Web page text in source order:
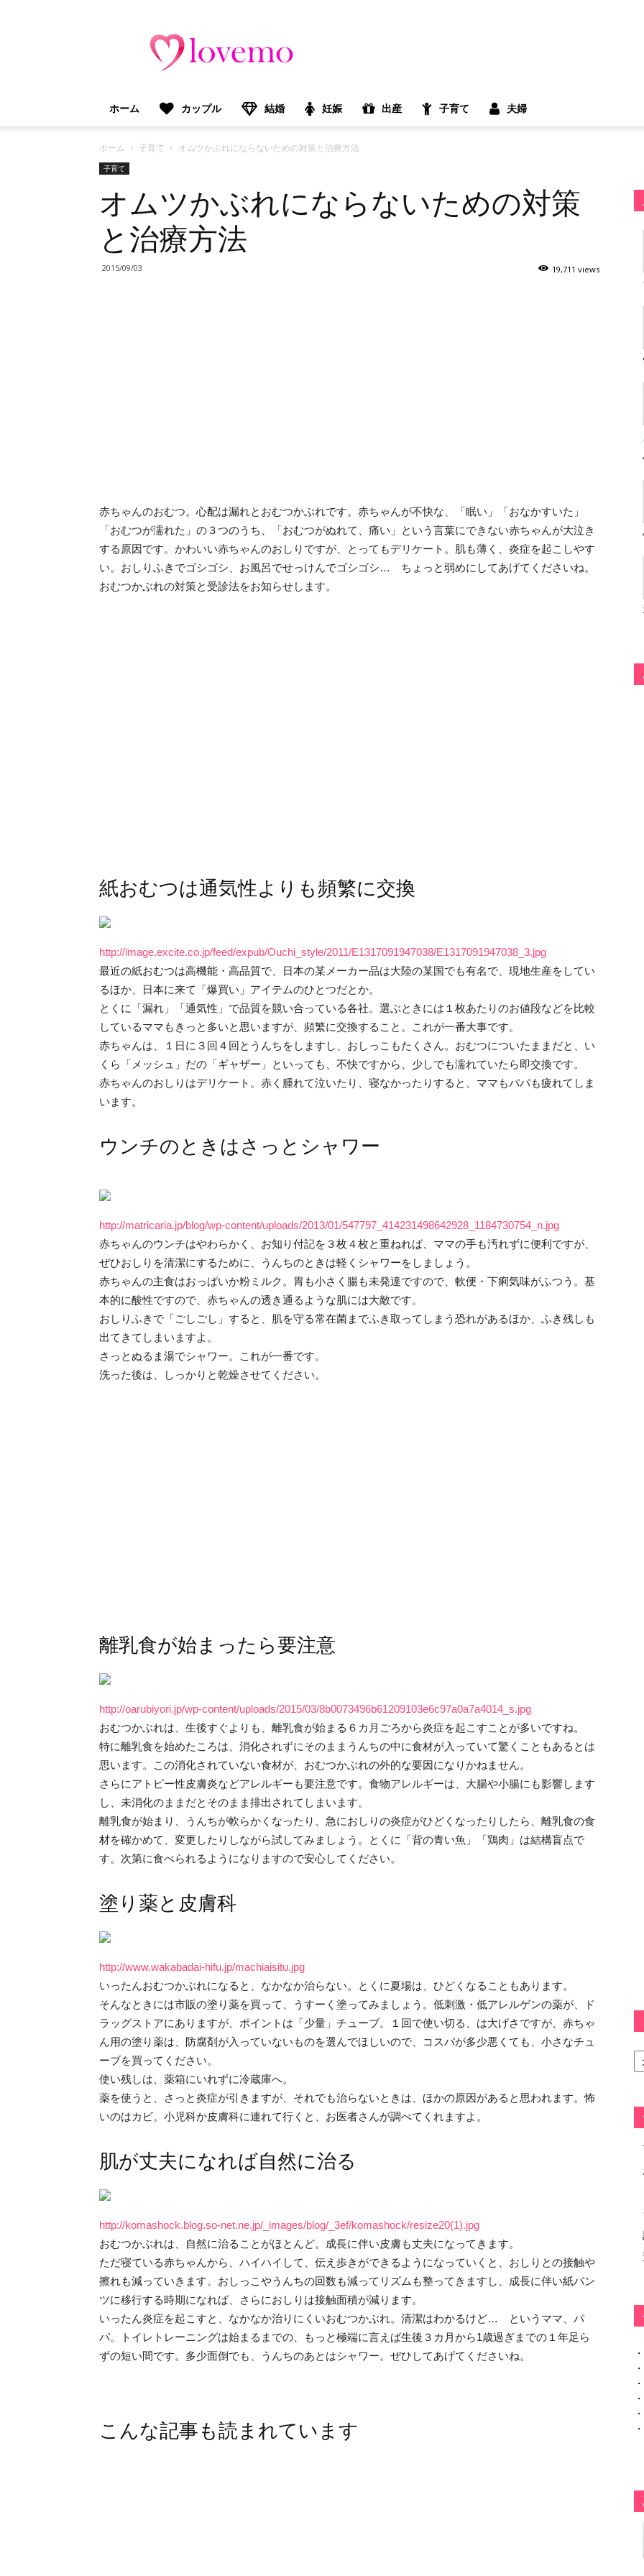
モ）：
プ
マ
け
情
メ
デ
ィ
ホーム カップル 結婚 妊娠 出産 子育て 夫婦
ホーム 子育て オムツかぶれにならないための対策と治療方法
子育て
オムツかぶれにならないための対策
と治療方法
2015/09/03 19,711 views
赤ちゃんのおむつ。心配は漏れとおむつかぶれです。赤ちゃんが不快な、「眠い」「おなかすいた」
「おむつが濡れた」の３つのうち、「おむつがぬれて、痛い」という言葉にできない赤ちゃんが大泣き
する原因です。かわいい赤ちゃんのおしりですが、とってもデリケート。肌も薄く、炎症を起こしやす
い。おしりふきでゴシゴシ、お風呂でせっけんでゴシゴシ… ちょっと弱めにしてあげてくださいね。
おむつかぶれの対策と受診法をお知らせします。
紙おむつは通気性よりも頻繁に交換
http://image.excite.co.jp/feed/expub/Ouchi_style/2011/E1317091947038/E1317091947038_3.jpg
最近の紙おむつは高機能・高品質で、日本の某メーカー品は大陸の某国でも有名で、現地生産をしてい
るほか、日本に来て「爆買い」アイテムのひとつだとか。
とくに「漏れ」「通気性」で品質を競い合っている各社。選ぶときには１枚あたりのお値段などを比較
しているママもきっと多いと思いますが、頻繁に交換すること。これが一番大事です。
赤ちゃんは、１日に３回４回とうんちをしますし、おしっこもたくさん。おむつについたままだと、い
くら「メッシュ」だの「ギャザー」といっても、不快ですから、少しでも濡れていたら即交換です。
赤ちゃんのおしりはデリケート。赤く腫れて泣いたり、寝なかったりすると、ママもパパも疲れてしま
います。
ウンチのときはさっとシャワー
http://matricaria.jp/blog/wp-content/uploads/2013/01/547797_414231498642928_1184730754_n.jpg
赤ちゃんのウンチはやわらかく、お知り付記を３枚４枚と重ねれば、ママの手も汚れずに便利ですが、
ぜひおしりを清潔にするために、うんちのときは軽くシャワーをしましょう。
赤ちゃんの主食はおっぱいか粉ミルク。胃も小さく腸も未発達ですので、軟便・下痢気味がふつう。基
本的に酸性ですので、赤ちゃんの透き通るような肌には大敵です。
おしりふきで「ごしごし」すると、肌を守る常在菌までふき取ってしまう恐れがあるほか、ふき残しも
出てきてしまいますよ。
さっとぬるま湯でシャワー。これが一番です。
洗った後は、しっかりと乾燥させてください。
離乳食が始まったら要注意
http://oarubiyori.jp/wp-content/uploads/2015/03/8b0073496b61209103e6c97a0a7a4014_s.jpg
おむつかぶれは、生後すぐよりも、離乳食が始まる６カ月ごろから炎症を起こすことが多いですね。
特に離乳食を始めたころは、消化されずにそのままうんちの中に食材が入っていて驚くこともあるとは
思います。この消化されていない食材が、おむつかぶれの外的な要因になりかねません。
さらにアトピー性皮膚炎などアレルギーも要注意です。食物アレルギーは、大腸や小腸にも影響します
し、未消化のままだとそのまま排出されてしまいます。
離乳食が始まり、うんちが軟らかくなったり、急におしりの炎症がひどくなったりしたら、離乳食の食
材を確かめて、変更したりしながら試してみましょう。とくに「背の青い魚」「鶏肉」は結構盲点で
す。次第に食べられるようになりますので安心してください。
塗り薬と皮膚科
http://www.wakabadai-hifu.jp/machiaisitu.jpg
いったんおむつかぶれになると、なかなか治らない。とくに夏場は、ひどくなることもあります。
そんなときには市販の塗り薬を買って、うすーく塗ってみましょう。低刺激・低アレルゲンの薬が、ド
ラッグストアにありますが、ポイントは「少量」チューブ。１回で使い切る、は大げさですが、赤ちゃ
ん用の塗り薬は、防腐剤が入っていないものを選んでほしいので、コスパが多少悪くても、小さなチュ
ーブを買ってください。
使い残しは、薬箱にいれずに冷蔵庫へ。
薬を使うと、さっと炎症が引きますが、それでも治らないときは、ほかの原因があると思われます。怖
いのはカビ。小児科か皮膚科に連れて行くと、お医者さんが調べてくれますよ。
肌が丈夫になれば自然に治る
http://komashock.blog.so-net.ne.jp/_images/blog/_3ef/komashock/resize20(1).jpg
おむつかぶれは、自然に治ることがほとんど。成長に伴い皮膚も丈夫になってきます。
ただ寝ている赤ちゃんから、ハイハイして、伝え歩きができるようになっていくと、おしりとの接触や
擦れも減っていきます。おしっこやうんちの回数も減ってリズムも整ってきますし、成長に伴い紙パン
ツに移行する時期になれば、さらにおしりは接触面積が減ります。
いったん炎症を起こすと、なかなか治りにくいおむつかぶれ。清潔はわかるけど… というママ、パ
パ。トイレトレーニングは始まるまでの、もっと極端に言えば生後３カ月から1歳過ぎまでの１年足ら
ずの短い間です。多少面倒でも、うんちのあとはシャワー。ぜひしてあげてくださいね。
こんな記事も読まれています
カ
テ
ー
・
・
・
・
・
・